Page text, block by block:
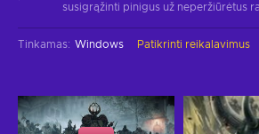
susigrąžinti pinigus už neperžiūrėtus
Tinkamas: Windows Patikrinti reikalavimus